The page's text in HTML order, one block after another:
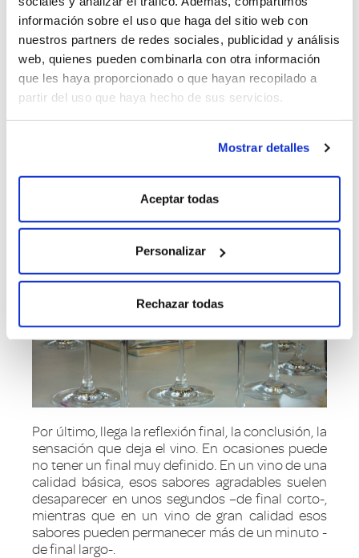
información sobre el uso que haga del sitio web con
nuestros partners de redes sociales, publicidad y análisis
web, quienes pueden combinarla con otra información
que les haya proporcionado o que hayan recopilado a
partir del uso que haya hecho de sus servicios.
Mostrar detalles
Aceptar todas
Personalizar
Rechazar todas
untuosidad como factores
positivos, o astringencia y
rugosidad como negativos.
Llegados a este punto, después de
tragar o escupir el vino se expulsa el
aire por la nariz. Así, todo el
quedan en la boca. Es lo que se
Por último, llega la reflexión final, la conclusión, la
sensación que deja el vino. En ocasiones puede
no tener un final muy definido. En un vino de una
calidad básica, esos sabores agradables suelen
desaparecer en unos segundos –de final corto-,
mientras que en un vino de gran calidad esos
sabores pueden permanecer más de un minuto -
de final largo-.